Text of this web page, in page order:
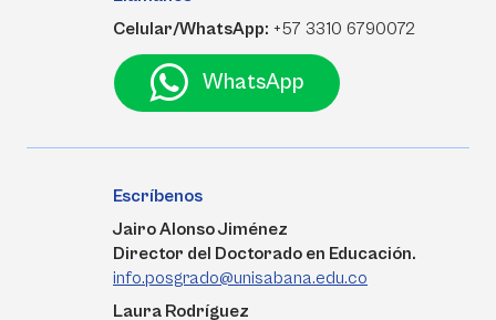
Celular/WhatsApp: +57 3310 6790072
WhatsApp
Escríbenos
Jairo Alonso Jiménez
Director del Doctorado en Educación.
info.posgrado@unisabana.edu.co
Laura Rodríguez